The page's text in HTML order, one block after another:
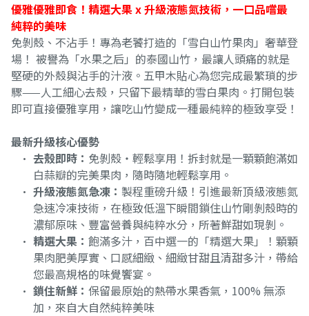
優雅優雅即食！精選大果 x 升級液態氮技術，一口品嚐最
純粹的美味
免剝殼、不沾手！專為老饕打造的「雪白山竹果肉」奢華登
場！ 被譽為「水果之后」的泰國山竹，最讓人頭痛的就是
堅硬的外殼與沾手的汁液。五甲木貼心為您完成最繁瑣的步
驟——人工細心去殼，只留下最精華的雪白果肉。打開包裝
即可直接優雅享用，讓吃山竹變成一種最純粹的極致享受！
最新升級核心優勢
去殼即時： 免剝殼・輕鬆享用！拆封就是一顆顆飽滿如
白蒜瓣的完美果肉，隨時隨地輕鬆享用。
升級液態氮急凍： 製程重磅升級！引進最新頂級液態氮
急速冷凍技術，在極致低溫下瞬間鎖住山竹剛剝殼時的
濃郁原味、豐富營養與純粹水分，所著鮮甜如現剝。
精選大果： 飽滿多汁，百中選一的「精選大果」！顆顆
果肉肥美厚實、口感細緻、細緻甘甜且清甜多汁，帶給
您最高規格的味覺饗宴。
鎖住新鮮： 保留最原始的熱帶水果香氣，100% 無添
加，來自大自然純粹美味